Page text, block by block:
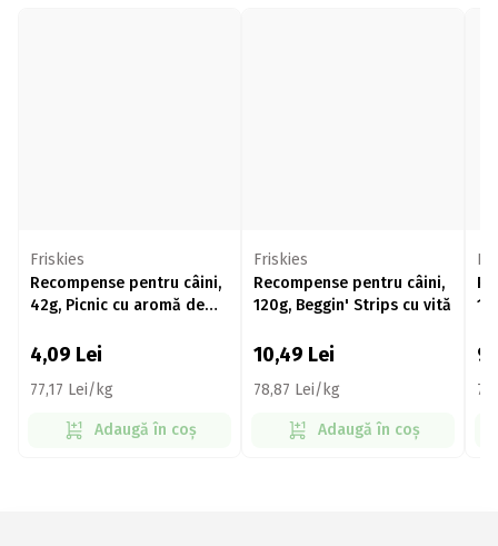
Friskies
Recompense pentru câini,
42g, Picnic cu aromă de
4,09 Lei
77,17 Lei/kg
Adaugă în coș
Friskies
Recompense pentru câini,
120g, Beggin' Strips cu vită
10,49 Lei
78,87 Lei/kg
Adaugă în coș